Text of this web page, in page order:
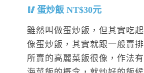
蛋炒飯 NT$30元
雖然叫做蛋炒飯，但其實吃
像蛋炒飯，其實就跟一般賣
所賣的高麗菜飯很像，作法